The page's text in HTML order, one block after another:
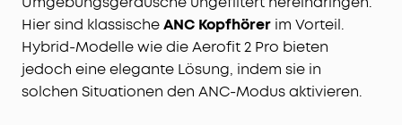
Hier sind klassischeANC Kopfhörer im Vorteil.
Hybrid-Modelle wie die Aerofit 2 Pro bieten
jedoch eine elegante Lösung, indem sie in
solchen Situationen den ANC-Modus aktivieren.